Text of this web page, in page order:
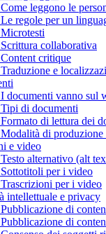
leggono le
regole per un
collaborativa
critique
e
documenti vanno sul
di documenti
di lettura dei
di produzione
e video
alternativo (alt
per i video
per i video
intellettuale e privacy
di
di